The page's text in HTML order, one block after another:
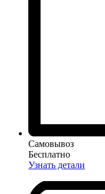
Самовывоз
Бесплатно
Узнать детали